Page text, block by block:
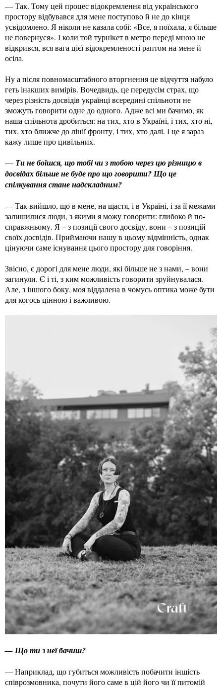
— Так. Тому цей процес відокремлення від українського
простору відбувався для мене поступово й не до кінця
усвідомлено. Я ніколи не казала собі: «Все, я поїхала, я більше
не повернуся». І коли той турнікет в метро переді мною не
відкрився, вся вага цієї відокремленості раптом на мене й
осіла.
Ну а після повномасштабного вторгнення це відчуття набуло
геть інакших вимірів. Вочедвидь, це передусім страх, що
через різність досвідів українці всередині спільноти не
зможуть говорити одне до одного. Адже всі ми бачимо, як
наша спільнота дробиться: на тих, хто в Україні, і тих, хто ні,
тих, хто ближче до лінії фронту, і тих, хто далі. І це я зараз
кажу лише про цивільних.
— Ти не боїшся, що тобі чи з тобою через цю різницю в
досвідах більше не буде про що говорити? Що це
спілкування стане надскладним?
— Так вийшло, що в мене, на щастя, і в Україні, і за її межами
залишилися люди, з якими я можу говорити: глибоко й по-
справжньому. Я – з позиції свого досвіду, вони – з позицій
своїх досвідів. Приймаючи нашу в цьому відмінність, однак
цінуючи саме існування цього простору для говоріння.
Звісно, є дорогі для мене люди, які більше не з нами, – вони
загинули. Є і ті, з ким можливість говорити зруйнувалася.
Але, з іншого боку, моя віддалена в чомусь оптика може бути
для когось цінною і важливою.
— Що ти з неї бачиш?
— Наприклад, що губиться можливість побачити іншість
співрозмовника, почути його саме в цій його чи її питомій